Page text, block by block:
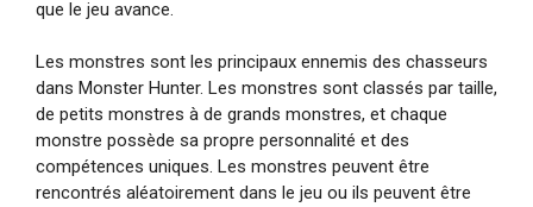
que le jeu avance.
Les monstres sont les principaux ennemis des chasseurs
dans Monster Hunter. Les monstres sont classés par taille,
de petits monstres à de grands monstres, et chaque
monstre possède sa propre personnalité et des
compétences uniques. Les monstres peuvent être
rencontrés aléatoirement dans le jeu ou ils peuvent être